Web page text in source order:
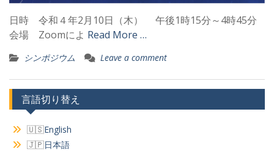
日時 令和４年2月10日（木） 午後1時15分～4時45分
会場 Zoomによ Read More …
シンポジウム Leave a comment
言語切り替え
English
日本語